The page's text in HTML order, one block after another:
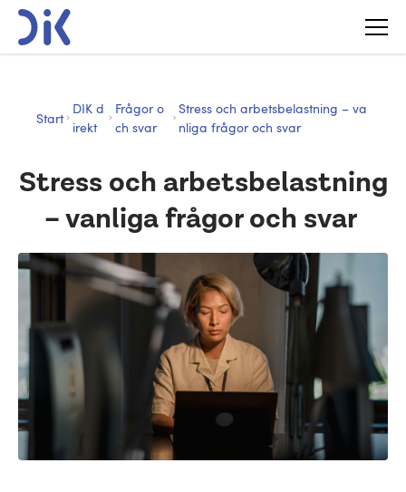
Start
DIK d
irekt
Frågor o
ch svar
Stress och arbetsbelastning – va
nliga frågor och svar
Stress och arbetsbelastning
– vanliga frågor och svar